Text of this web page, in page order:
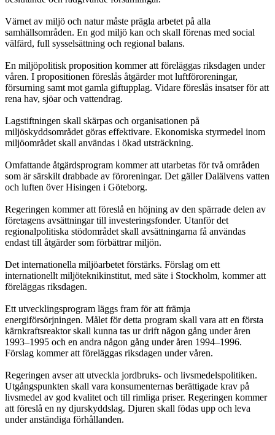
Värnet av miljö och natur måste prägla arbetet på alla
samhällsområden. En god miljö kan och skall förenas med social
välfärd, full sysselsättning och regional balans.
En miljöpolitisk proposition kommer att föreläggas riksdagen under
våren. I propositionen föreslås åtgärder mot luftföroreningar,
försurning samt mot gamla giftupplag. Vidare föreslås insatser för att
rena hav, sjöar och vattendrag.
Lagstiftningen skall skärpas och organisationen på
miljöskyddsområdet göras effektivare. Ekonomiska styrmedel inom
miljöområdet skall användas i ökad utsträckning.
Omfattande åtgärdsprogram kommer att utarbetas för två områden
som är särskilt drabbade av föroreningar. Det gäller Dalälvens vatten
och luften över Hisingen i Göteborg.
Regeringen kommer att föreslå en höjning av den spärrade delen av
företagens avsättningar till investeringsfonder. Utanför det
regionalpolitiska stödområdet skall avsättningarna få användas
endast till åtgärder som förbättrar miljön.
Det internationella miljöarbetet förstärks. Förslag om ett
internationellt miljöteknikinstitut, med säte i Stockholm, kommer att
föreläggas riksdagen.
Ett utvecklingsprogram läggs fram för att främja
energiförsörjningen. Målet för detta program skall vara att en första
kärnkraftsreaktor skall kunna tas ur drift någon gång under åren
1993–1995 och en andra någon gång under åren 1994–1996.
Förslag kommer att föreläggas riksdagen under våren.
Regeringen avser att utveckla jordbruks- och livsmedelspolitiken.
Utgångspunkten skall vara konsumenternas berättigade krav på
livsmedel av god kvalitet och till rimliga priser. Regeringen kommer
att föreslå en ny djurskyddslag. Djuren skall födas upp och leva
under anständiga förhållanden.